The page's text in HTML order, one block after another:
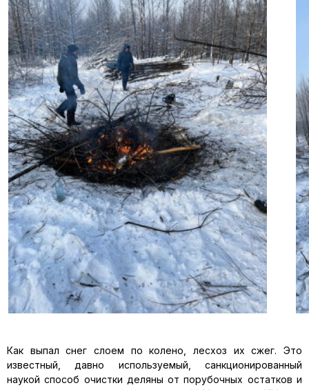
Как выпал снег слоем по колено, лесхоз их сжег. Это
известный, давно используемый, санкционированный
наукой способ очистки деляны от порубочных остатков и